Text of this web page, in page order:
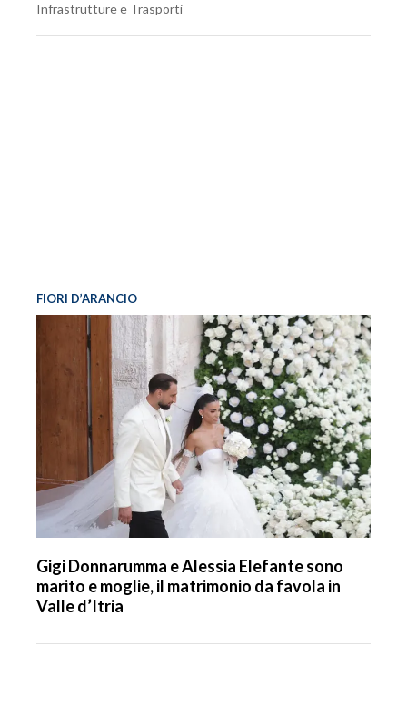
Infrastrutture e Trasporti
FIORI D’ARANCIO
Gigi Donnarumma e Alessia Elefante sono
marito e moglie, il matrimonio da favola in
Valle d’Itria